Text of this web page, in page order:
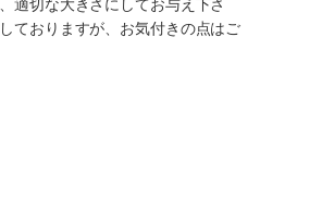
適切な大きさにしてお与え下さ
ておりますが、お気付きの点はご